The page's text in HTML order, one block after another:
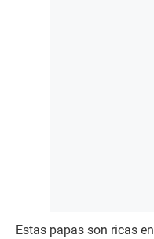
Estas papas son ricas